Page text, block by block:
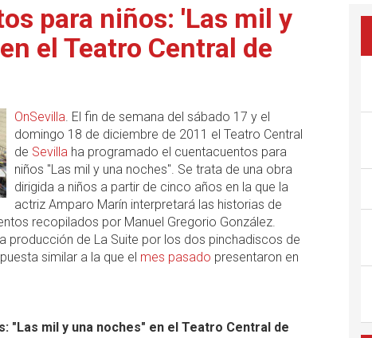
para niños: 'Las mil y
el Teatro Central de
OnSevilla. El fin de semana del sábado 17 y el
domingo 18 de diciembre de 2011 el Teatro Central
de Sevilla ha programado el cuentacuentos para
niños "Las mil y una noches". Se trata de una obra
dirigida a niños a partir de cinco años en la que la
actriz Amparo Marín interpretará las historias de
recopilados por Manuel Gregorio González.
producción de La Suite por los dos pinchadiscos de
similar a la que el mes pasado presentaron en
"Las mil y una noches" en el Teatro Central de